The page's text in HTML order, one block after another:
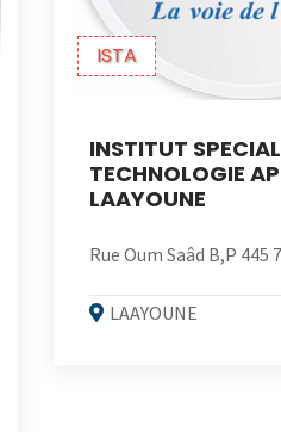
ISTA
INSTITUT
TECHNOLOGIE
LAAYOUNE
Rue Oum Saâd B,P 445
LAAYOUNE